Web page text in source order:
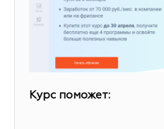
Курс поможет: